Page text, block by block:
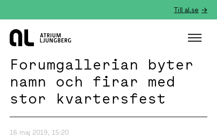
Till al.se
Hem
Forumgallerian byter
namn och firar med
stor kvartersfest
16 maj 2019, 15:20